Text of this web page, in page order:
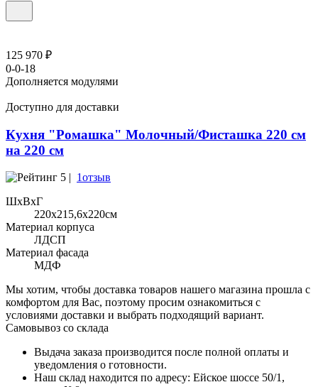
125 970 ₽
0-0-18
Дополняется модулями
Доступно для доставки
Кухня "Ромашка" Молочный/Фисташка 220 см
на 220 см
5 | 1отзыв
ШхВхГ
220x215,6х220см
Материал корпуса
ЛДСП
Материал фасада
МДФ
Мы хотим, чтобы доставка товаров нашего магазина прошла с
комфортом для Вас, поэтому просим ознакомиться с
условиями доставки и выбрать подходящий вариант.
Самовывоз со склада
Выдача заказа производится после полной оплаты и
уведомления о готовности.
Наш склад находится по адресу: Ейское шоссе 50/1,